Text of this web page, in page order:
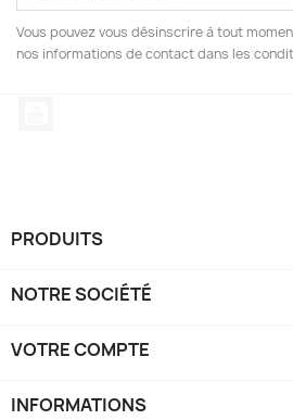
Vous pouvez vous désinscrire à tout
nos informations de contact dans les
PRODUITS
NOTRE SOCIÉTÉ
VOTRE COMPTE
INFORMATIONS